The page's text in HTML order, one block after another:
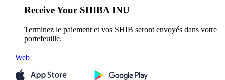
ReceiveYour SHIBA INU
Terminez le paiement et vos SHIB seront envoyés dans votre
portefeuille.
Web